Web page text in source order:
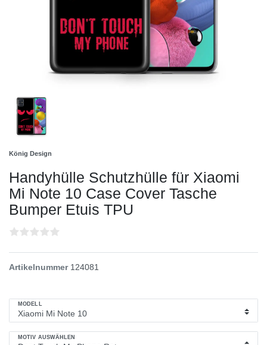
König Design
Handyhülle Schutzhülle für Xiaomi
Mi Note 10 Case Cover Tasche
Bumper Etuis TPU
Artikelnummer 124081
MODELL
MOTIV AUSWÄHLEN